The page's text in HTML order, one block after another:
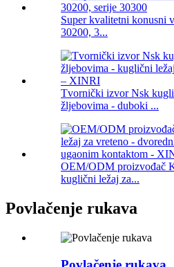
Super kvalitetni konusni
30200, 3...
Tvornički izvor Nsk
žljebovima - duboki ...
OEM/ODM proizvođač
kuglični ležaj za...
Povlačenje rukava